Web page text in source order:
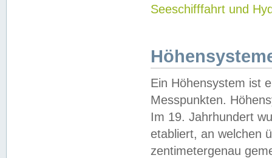
Seeschifffahrt und
Ein Höhensystem ist
Messpunkten.
Im 19. Jahrhundert
etabliert, an welchen
zentimetergenau